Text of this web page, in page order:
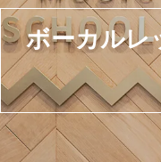
ボーカルレ